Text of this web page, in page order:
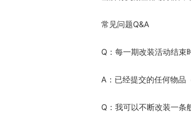
常见问题Q&A
Q：每一期改装活动结束
A：已经提交的任何物品
Q：我可以不断改装一条